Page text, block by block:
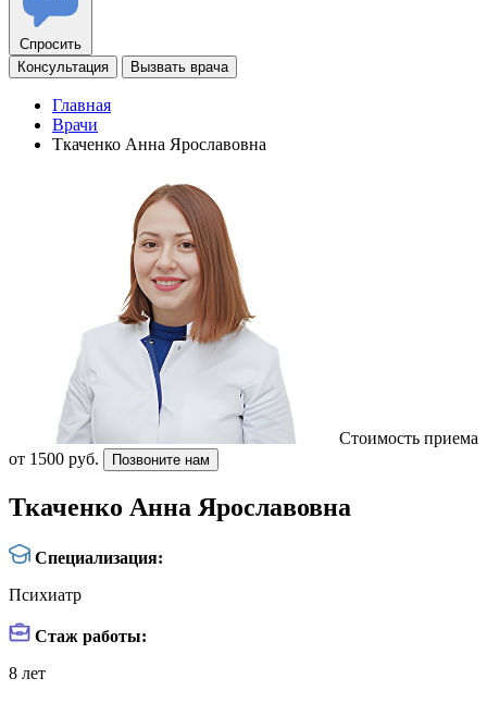
Спросить
Консультация
Вызвать врача
Главная
Врачи
Ткаченко Анна Ярославовна
Стоимость приема
от 1500 руб.
Позвоните нам
Ткаченко Анна Ярославовна
Специализация:
Психиатр
Стаж работы:
8 лет